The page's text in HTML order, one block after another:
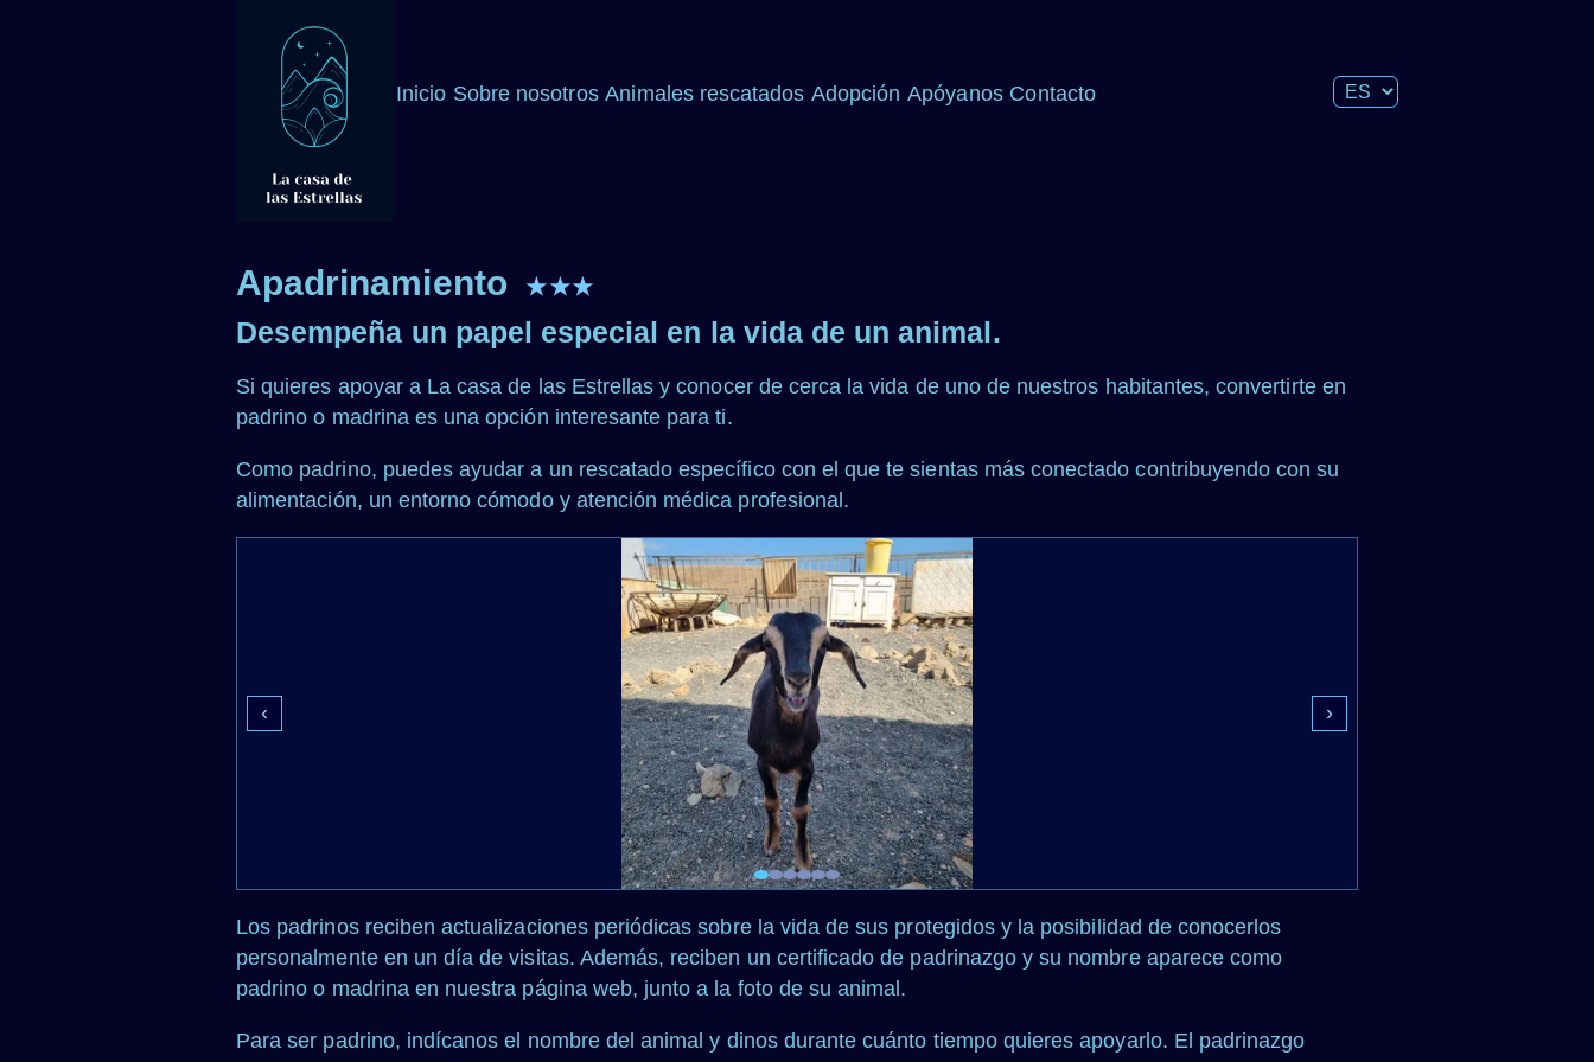
Inicio Sobre nosotros Animales rescatados Adopción Apóyanos Contacto
Apadrinamiento ★★★
Desempeña un papel especial en la vida de un animal.
Si quieres apoyar a La casa de las Estrellas y conocer de cerca la vida de uno de nuestros habitantes, convertirte en
padrino o madrina es una opción interesante para ti.
Como padrino, puedes ayudar a un rescatado específico con el que te sientas más conectado contribuyendo con su
alimentación, un entorno cómodo y atención médica profesional.
‹ ›
Los padrinos reciben actualizaciones periódicas sobre la vida de sus protegidos y la posibilidad de conocerlos
personalmente en un día de visitas. Además, reciben un certificado de padrinazgo y su nombre aparece como
padrino o madrina en nuestra página web, junto a la foto de su animal.
Para ser padrino, indícanos el nombre del animal y dinos durante cuánto tiempo quieres apoyarlo. El padrinazgo